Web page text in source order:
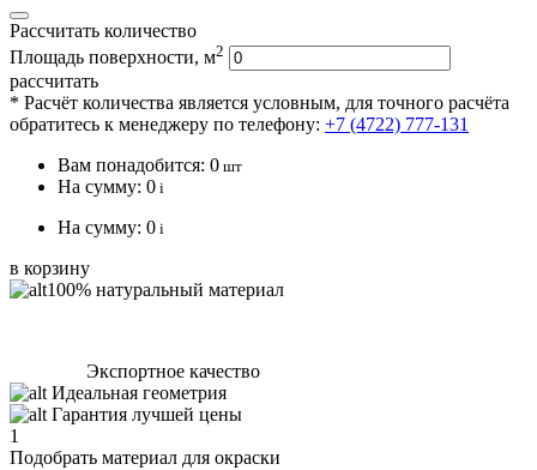
Рассчитать количество
Площадь поверхности, м2
рассчитать
* Расчёт количества является условным, для точного расчёта
обратитесь к менеджеру по телефону: +7 (4722) 777-131
Вам понадобится: 0 шт
На сумму: 0 i
На сумму: 0 i
в корзину
100% натуральный материал
Экспортное качество
Идеальная геометрия
Гарантия лучшей цены
1
Подобрать материал для окраски